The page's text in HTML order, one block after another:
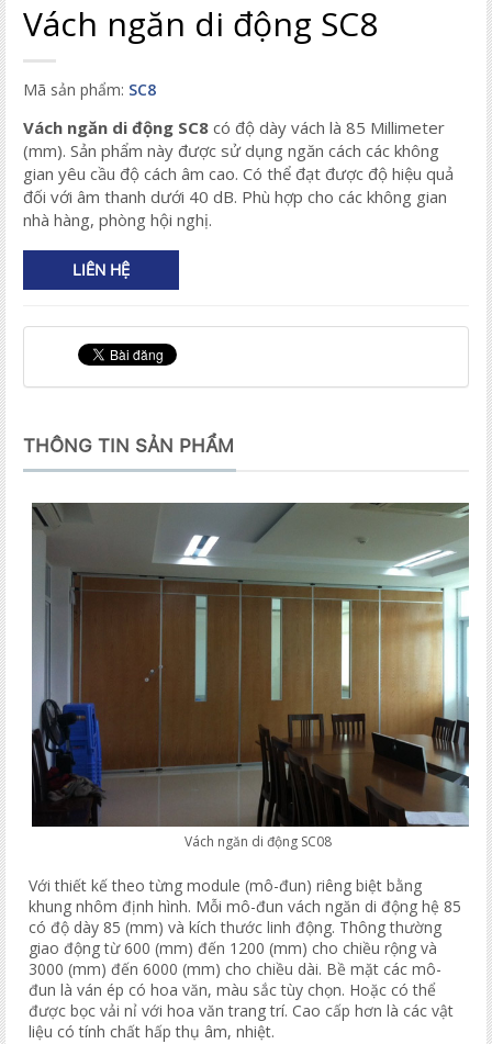
Vách ngăn di động SC8
Mã sản phẩm: SC8
Vách ngăn di động SC8 có độ dày vách là 85 Millimeter
(mm). Sản phẩm này được sử dụng ngăn cách các không
gian yêu cầu độ cách âm cao. Có thể đạt được độ hiệu quả
đối với âm thanh dưới 40 dB. Phù hợp cho các không gian
nhà hàng, phòng hội nghị.
LIÊN HỆ
THÔNG TIN SẢN PHẨM
Vách ngăn di động SC08
Với thiết kế theo từng module (mô-đun) riêng biệt bằng
khung nhôm định hình. Mỗi mô-đun vách ngăn di động hệ 85
có độ dày 85 (mm) và kích thước linh động. Thông thường
giao động từ 600 (mm) đến 1200 (mm) cho chiều rộng và
3000 (mm) đến 6000 (mm) cho chiều dài. Bề mặt các mô-
đun là ván ép có hoa văn, màu sắc tùy chọn. Hoặc có thể
được bọc vải nỉ với hoa văn trang trí. Cao cấp hơn là các vật
liệu có tính chất hấp thụ âm, nhiệt.